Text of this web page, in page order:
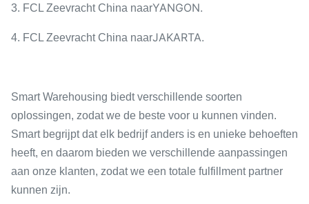
3. FCL Zeevracht China naarYANGON.
4. FCL Zeevracht China naarJAKARTA.
Smart Warehousing biedt verschillende soorten
oplossingen, zodat we de beste voor u kunnen vinden.
Smart begrijpt dat elk bedrijf anders is en unieke behoeften
heeft, en daarom bieden we verschillende aanpassingen
aan onze klanten, zodat we een totale fulfillment partner
kunnen zijn.